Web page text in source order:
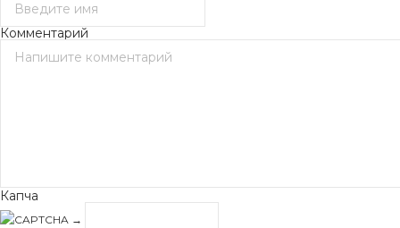
Комментарий
Капча
→